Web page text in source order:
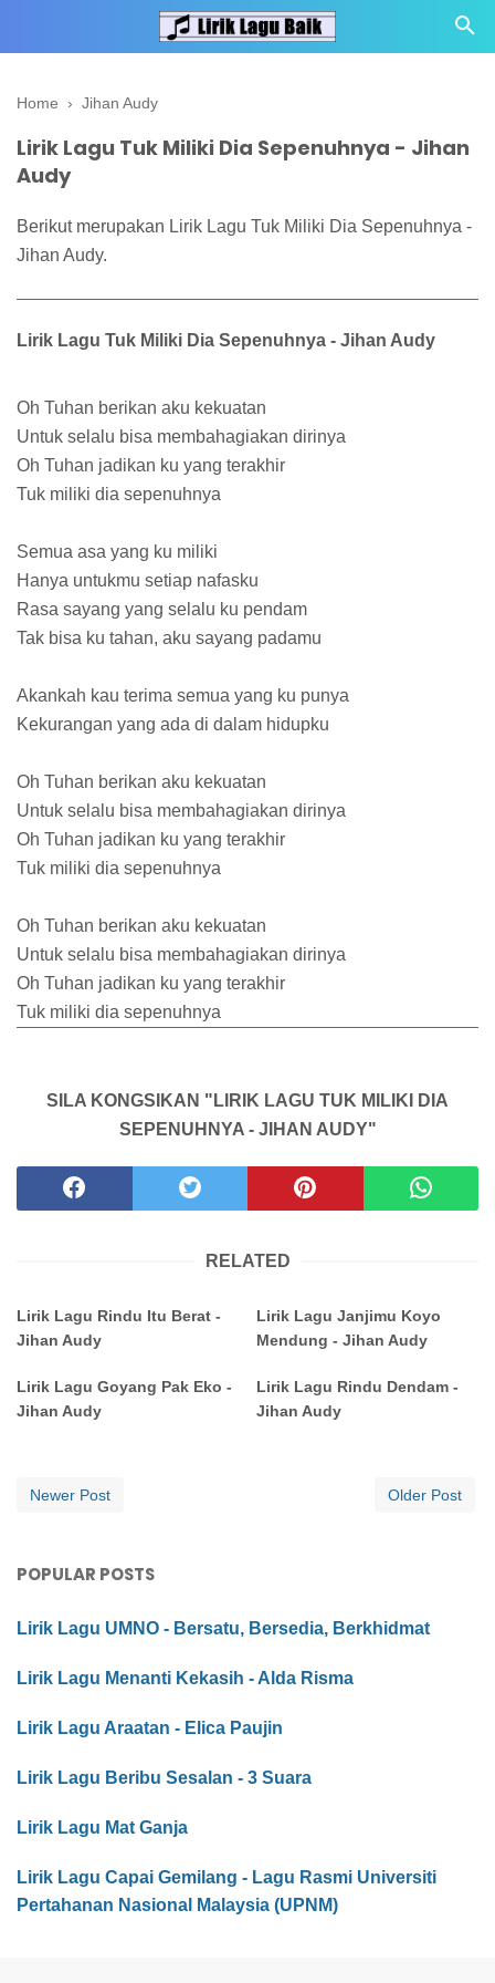
Home › Jihan Audy
Lirik Lagu Tuk Miliki Dia Sepenuhnya - Jihan
Audy
Berikut merupakan Lirik Lagu Tuk Miliki Dia Sepenuhnya -
Jihan Audy.
Lirik Lagu Tuk Miliki Dia Sepenuhnya - Jihan Audy
Oh Tuhan berikan aku kekuatan
Untuk selalu bisa membahagiakan dirinya
Oh Tuhan jadikan ku yang terakhir
Tuk miliki dia sepenuhnya
Semua asa yang ku miliki
Hanya untukmu setiap nafasku
Rasa sayang yang selalu ku pendam
Tak bisa ku tahan, aku sayang padamu
Akankah kau terima semua yang ku punya
Kekurangan yang ada di dalam hidupku
Oh Tuhan berikan aku kekuatan
Untuk selalu bisa membahagiakan dirinya
Oh Tuhan jadikan ku yang terakhir
Tuk miliki dia sepenuhnya
Oh Tuhan berikan aku kekuatan
Untuk selalu bisa membahagiakan dirinya
Oh Tuhan jadikan ku yang terakhir
Tuk miliki dia sepenuhnya
SILA KONGSIKAN "LIRIK LAGU TUK MILIKI DIA
SEPENUHNYA - JIHAN AUDY"
RELATED
Lirik Lagu Rindu Itu Berat -
Jihan Audy
Lirik Lagu Janjimu Koyo
Mendung - Jihan Audy
Lirik Lagu Goyang Pak Eko -
Jihan Audy
Lirik Lagu Rindu Dendam -
Jihan Audy
Newer Post Older Post
POPULAR POSTS
Lirik Lagu UMNO - Bersatu, Bersedia, Berkhidmat
Lirik Lagu Menanti Kekasih - Alda Risma
Lirik Lagu Araatan - Elica Paujin
Lirik Lagu Beribu Sesalan - 3 Suara
Lirik Lagu Mat Ganja
Lirik Lagu Capai Gemilang - Lagu Rasmi Universiti
Pertahanan Nasional Malaysia (UPNM)